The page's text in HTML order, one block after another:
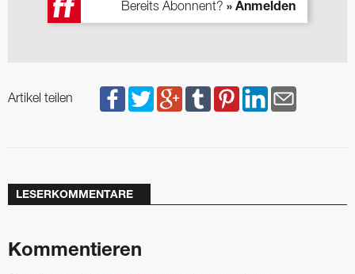
Bereits Abonnent? » Anmelden
Artikel teilen
LESERKOMMENTARE
Kommentieren